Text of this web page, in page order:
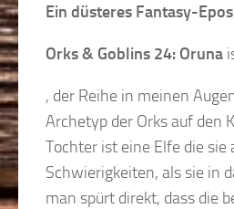
Ein düsteres Fantasy-
Orks & Goblins 24: Oruna
, der Reihe in meinen
Archetyp der Orks auf den
Tochter ist eine Elfe die
Schwierigkeiten, als sie in
man spürt direkt, dass die